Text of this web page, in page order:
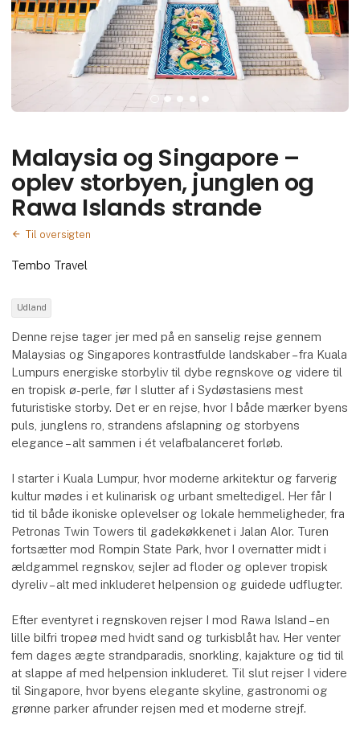
Malaysia og Singapore –
oplev storbyen, junglen og
Rawa Islands strande
Til oversigten
Tembo Travel
Udland
Denne rejse tager jer med på en sanselig rejse gennem
Malaysias og Singapores kontrastfulde landskaber – fra Kuala
Lumpurs energiske storbyliv til dybe regnskove og videre til
en tropisk ø-perle, før I slutter af i Sydøstasiens mest
futuristiske storby. Det er en rejse, hvor I både mærker byens
puls, junglens ro, strandens afslapning og storbyens
elegance – alt sammen i ét velafbalanceret forløb.
I starter i Kuala Lumpur, hvor moderne arkitektur og farverig
kultur mødes i et kulinarisk og urbant smeltedigel. Her får I
tid til både ikoniske oplevelser og lokale hemmeligheder, fra
Petronas Twin Towers til gadekøkkenet i Jalan Alor. Turen
fortsætter mod Rompin State Park, hvor I overnatter midt i
ældgammel regnskov, sejler ad floder og oplever tropisk
dyreliv – alt med inkluderet helpension og guidede udflugter.
Efter eventyret i regnskoven rejser I mod Rawa Island – en
lille bilfri tropeø med hvidt sand og turkisblåt hav. Her venter
fem dages ægte strandparadis, snorkling, kajakture og tid til
at slappe af med helpension inkluderet. Til slut rejser I videre
til Singapore, hvor byens elegante skyline, gastronomi og
grønne parker afrunder rejsen med et moderne strejf.